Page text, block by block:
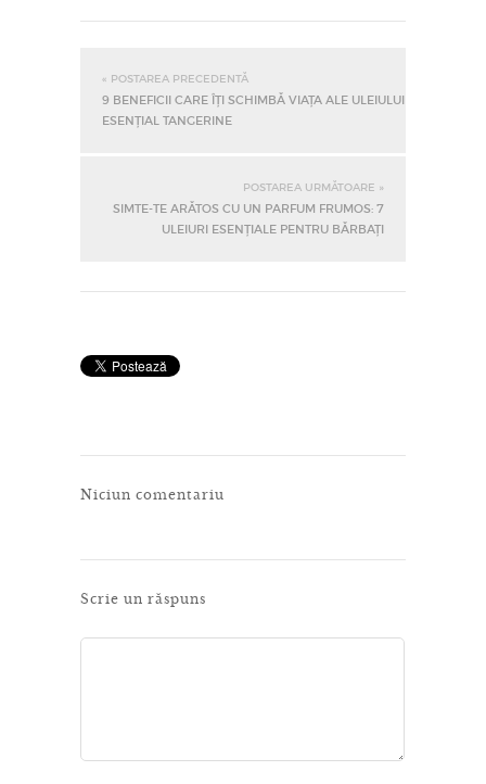
« POSTAREA PRECEDENTĂ
9 BENEFICII CARE ÎȚI SCHIMBĂ VIAȚA ALE ULEIULUI
ESENȚIAL TANGERINE
POSTAREA URMĂTOARE »
SIMTE-TE ARĂTOS CU UN PARFUM FRUMOS: 7
ULEIURI ESENȚIALE PENTRU BĂRBAȚI
Niciun comentariu
Scrie un răspuns